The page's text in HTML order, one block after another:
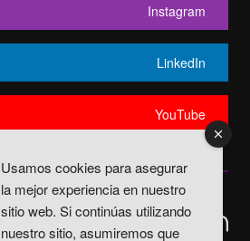
Instagram
LinkedIn
YouTube
Usamos cookies para asegurar
la mejor experiencia en nuestro
sitio web. Si continúas utilizando
nuestro sitio, asumiremos que